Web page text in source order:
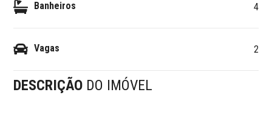
Banheiros 4
Vagas 2
DESCRIÇÃO DO IMÓVEL